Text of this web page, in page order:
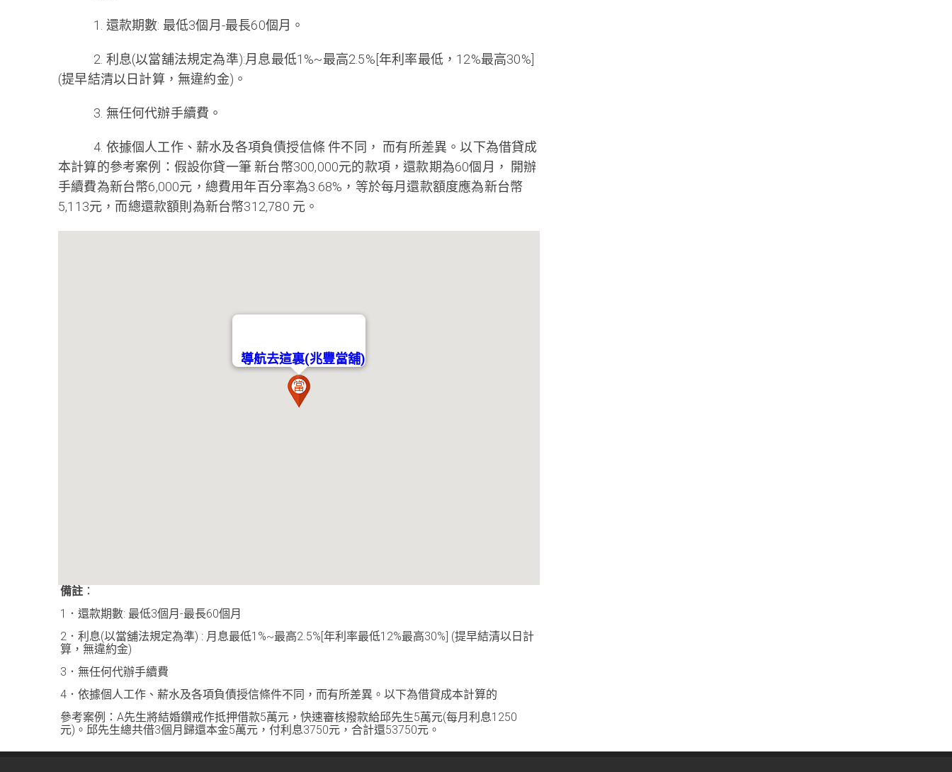
1. 還款期數: 最低3個月-最長60個月。
2. 利息(以當舖法規定為準):月息最低1%~最高2.5%[年利率最低，12%最高30%]
(提早結清以日計算，無違約金)。
3. 無任何代辦手續費。
4. 依據個人工作、薪水及各項負債授信條 件不同， 而有所差異。以下為借貸成
本計算的參考案例：假設你貸一筆 新台幣300,000元的款項，還款期為60個月， 開辦
手續費為新台幣6,000元，總費用年百分率為3.68%，等於每月還款額度應為新台幣
5,113元，而總還款額則為新台幣312,780 元。
導航去這裏(兆豐當舖)
備註 ：
1．還款期數: 最低3個月-最長60個月
2．利息(以當舖法規定為準) : 月息最低1%~最高2.5%[年利率最低12%最高30%] (提早結清以日計
算，無違約金)
3．無任何代辦手續費
4．依據個人工作、薪水及各項負債授信條件不同，而有所差異。以下為借貸成本計算的
參考案例：A先生將結婚鑽戒作抵押借款5萬元，快速審核撥款給邱先生5萬元(每月利息1250
元)。邱先生總共借3個月歸還本金5萬元，付利息3750元，合計還53750元。